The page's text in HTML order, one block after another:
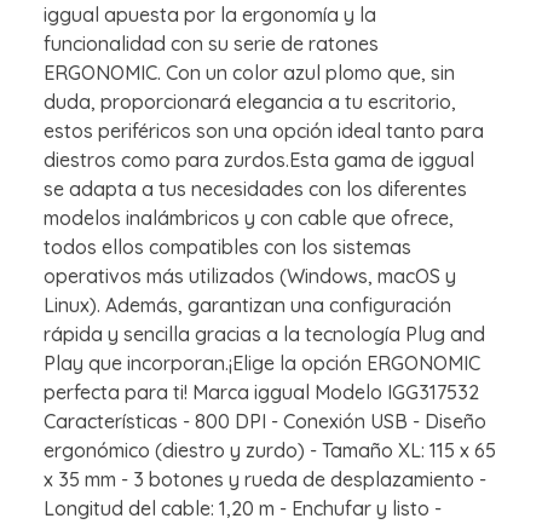
iggual apuesta por la ergonomía y la
funcionalidad con su serie de ratones
ERGONOMIC. Con un color azul plomo que, sin
duda, proporcionará elegancia a tu escritorio,
estos periféricos son una opción ideal tanto para
diestros como para zurdos.Esta gama de iggual
se adapta a tus necesidades con los diferentes
modelos inalámbricos y con cable que ofrece,
todos ellos compatibles con los sistemas
operativos más utilizados (Windows, macOS y
Linux). Además, garantizan una configuración
rápida y sencilla gracias a la tecnología Plug and
Play que incorporan.¡Elige la opción ERGONOMIC
perfecta para ti! Marca iggual Modelo IGG317532
Características - 800 DPI - Conexión USB - Diseño
ergonómico (diestro y zurdo) - Tamaño XL: 115 x 65
x 35 mm - 3 botones y rueda de desplazamiento -
Longitud del cable: 1,20 m - Enchufar y listo -